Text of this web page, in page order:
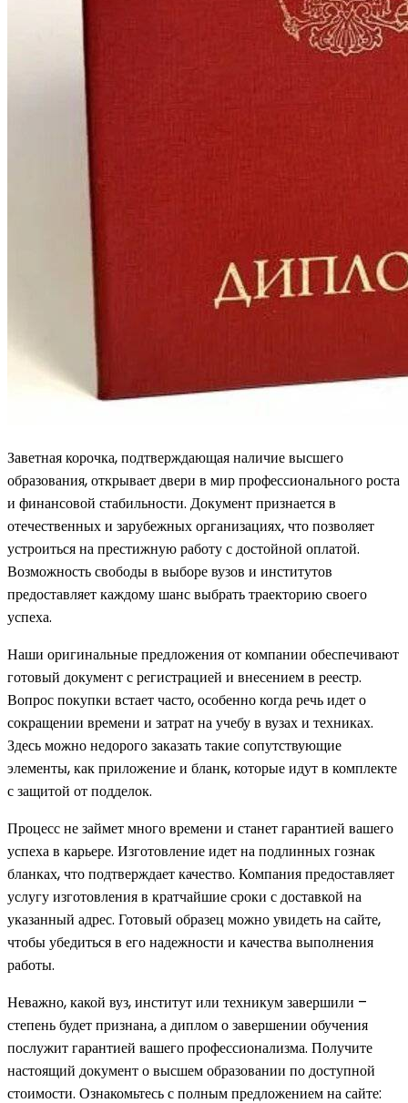
Заветная корочка, подтверждающая наличие высшего
образования, открывает двери в мир профессионального роста
и финансовой стабильности. Документ признается в
отечественных и зарубежных организациях, что позволяет
устроиться на престижную работу с достойной оплатой.
Возможность свободы в выборе вузов и институтов
предоставляет каждому шанс выбрать траекторию своего
успеха.
Наши оригинальные предложения от компании обеспечивают
готовый документ с регистрацией и внесением в реестр.
Вопрос покупки встает часто, особенно когда речь идет о
сокращении времени и затрат на учебу в вузах и техниках.
Здесь можно недорого заказать такие сопутствующие
элементы, как приложение и бланк, которые идут в комплекте
с защитой от подделок.
Процесс не займет много времени и станет гарантией вашего
успеха в карьере. Изготовление идет на подлинных гознак
бланках, что подтверждает качество. Компания предоставляет
услугу изготовления в кратчайшие сроки с доставкой на
указанный адрес. Готовый образец можно увидеть на сайте,
чтобы убедиться в его надежности и качества выполнения
работы.
Неважно, какой вуз, институт или техникум завершили –
степень будет признана, а диплом о завершении обучения
послужит гарантией вашего профессионализма. Получите
настоящий документ о высшем образовании по доступной
стоимости. Ознакомьтесь с полным предложением на сайте: